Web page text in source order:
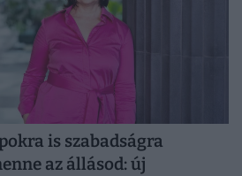
is szabadságra
az állásod: új